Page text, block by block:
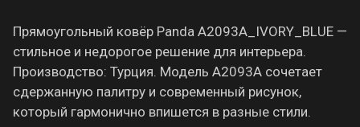
Прямоугольный ковёр Panda A2093A_IVORY_BLUE —
стильное и недорогое решение для интерьера.
Производство: Турция. Модель A2093A сочетает
сдержанную палитру и современный рисунок,
который гармонично впишется в разные стили.